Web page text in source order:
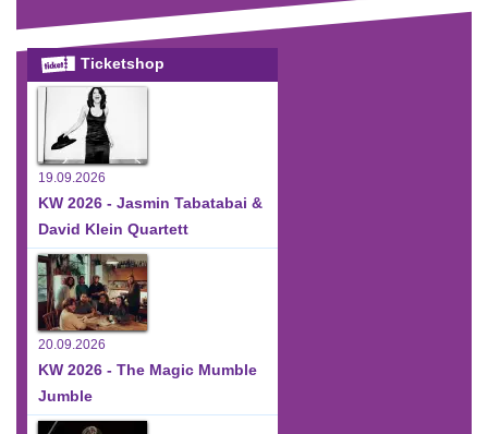
Ticketshop
19.09.2026
KW 2026 - Jasmin Tabatabai &
David Klein Quartett
20.09.2026
KW 2026 - The Magic Mumble
Jumble